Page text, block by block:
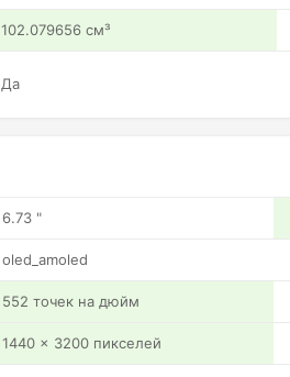
102.079656 см³
Да
6.73 "
oled_amoled
552 точек на дюйм
1440 x 3200 пикселей